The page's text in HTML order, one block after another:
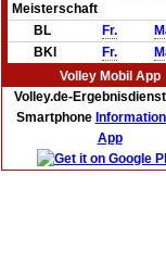
Meisterschaft
BL
Fr.
BKl
Fr.
Volley Mobil App
Volley.de-
Smartphone
App